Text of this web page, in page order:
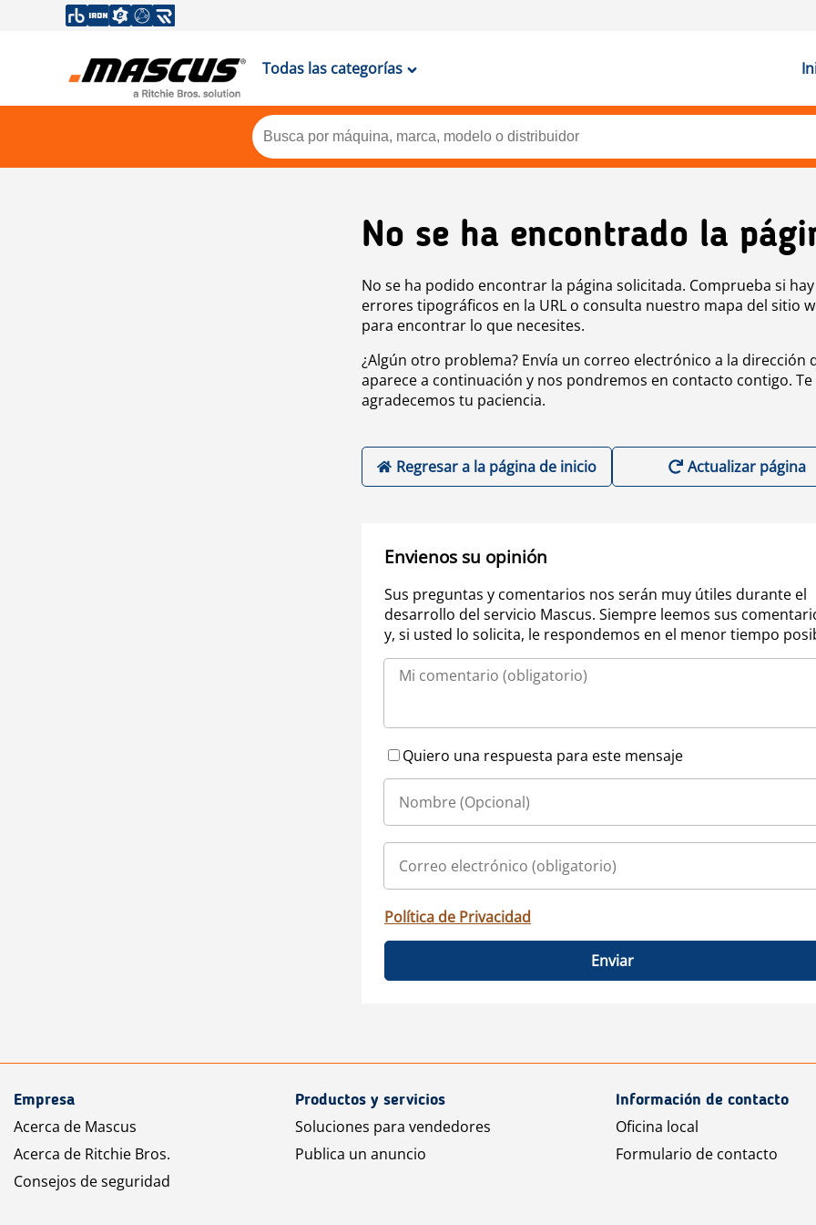
Todas las categorías
No se ha encontrado la
No se ha podido encontrar la página solicitada. Comprueba si hay
errores tipográficos en la URL o consulta nuestro mapa del sitio
para encontrar lo que necesites.
¿Algún otro problema? Envía un correo electrónico a la dirección
aparece a continuación y nos pondremos en contacto contigo. Te
agradecemos tu paciencia.
Regresar a la página de inicio Actualizar página
Envienos su opinión
Sus preguntas y comentarios nos serán muy útiles durante el
desarrollo del servicio Mascus. Siempre leemos sus
y, si usted lo solicita, le respondemos en el menor tiempo
Quiero una respuesta para este mensaje
Política de Privacidad
Enviar
Empresa
Acerca de Mascus
Acerca de Ritchie Bros.
Consejos de seguridad
Productos y servicios
Soluciones para vendedores
Publica un anuncio
Información de contacto
Oficina local
Formulario de contacto